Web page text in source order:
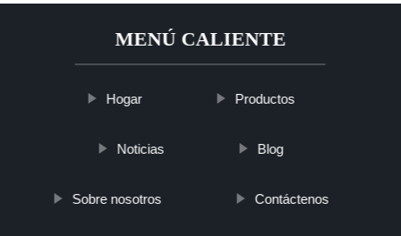
MENÚ CALIENTE
Hogar Productos
Noticias Blog
Sobre nosotros Contáctenos